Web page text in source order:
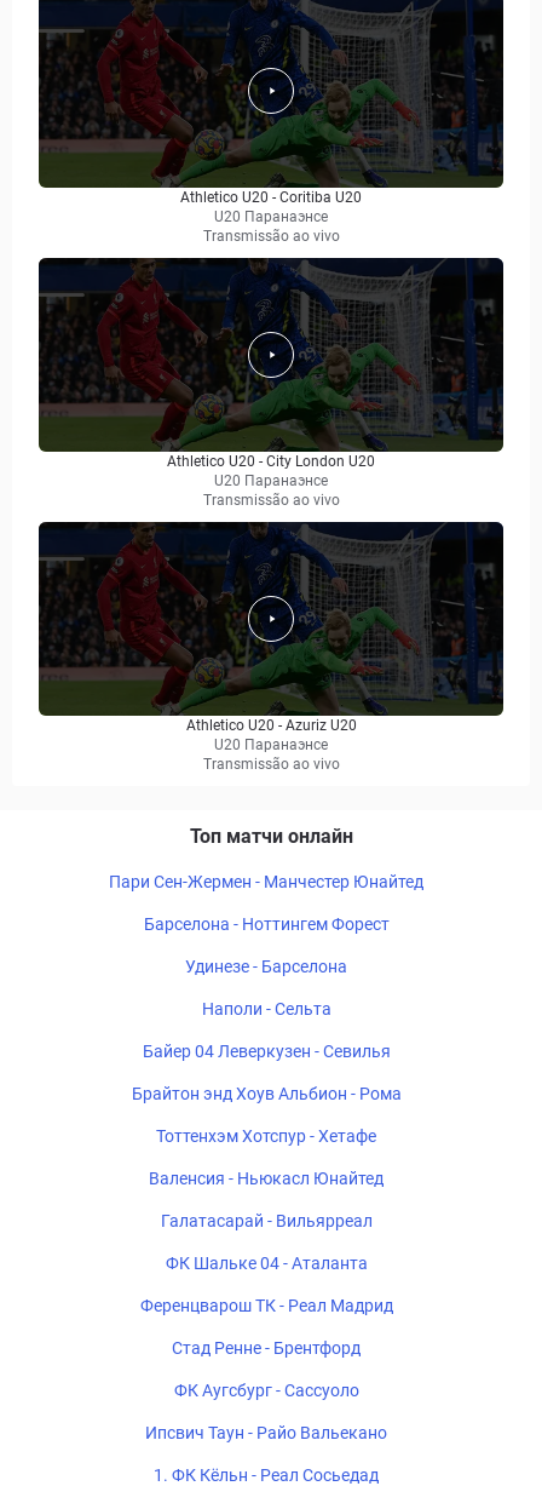
Athletico U20 - Coritiba U20
U20 Паранаэнсе
Transmissão ao vivo
Athletico U20 - City London U20
U20 Паранаэнсе
Transmissão ao vivo
Athletico U20 - Azuriz U20
U20 Паранаэнсе
Transmissão ao vivo
Топ матчи онлайн
Пари Сен-Жермен - Манчестер Юнайтед
Барселона - Ноттингем Форест
Удинезе - Барселона
Наполи - Сельта
Байер 04 Леверкузен - Севилья
Брайтон энд Хоув Альбион - Рома
Тоттенхэм Хотспур - Хетафе
Валенсия - Ньюкасл Юнайтед
Галатасарай - Вильярреал
ФК Шальке 04 - Аталанта
Ференцварош ТК - Реал Мадрид
Стад Ренне - Брентфорд
ФК Аугсбург - Сассуоло
Ипсвич Таун - Райо Вальекано
1. ФК Кёльн - Реал Сосьедад